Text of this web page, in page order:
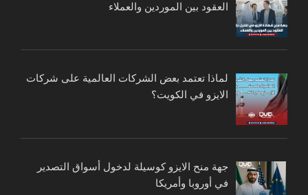
العقود بين الموردين والعملاء
لماذا تعتمد بعض الشركات العالمية على شركات
الايزو في الكويت؟
جهة منح الايزو كوسيلة لدخول أسواق التصدير
في أوروبا وأمريكا